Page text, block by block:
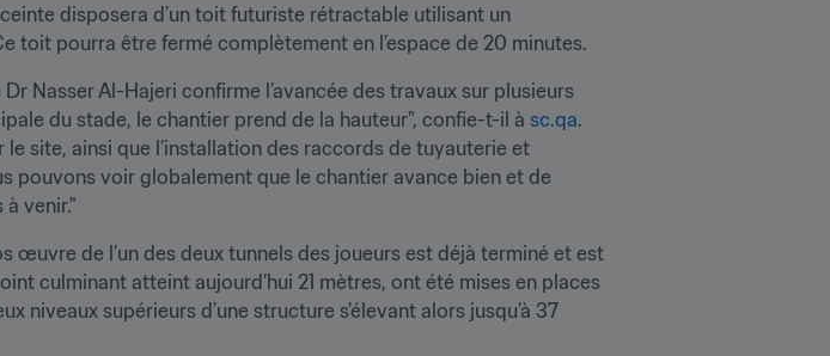
disposera d’un toit futuriste rétractable utilisant un
toit pourra être fermé complètement en l’espace de 20 minutes.
Nasser Al-Hajeri confirme l’avancée des travaux sur plusieurs
du stade, le chantier prend de la hauteur", confie-t-il à sc.qa.
site, ainsi que l’installation des raccords de tuyauterie et
pouvons voir globalement que le chantier avance bien et de
venir."
de l’un des deux tunnels des joueurs est déjà terminé et est
culminant atteint aujourd’hui 21 mètres, ont été mises en places
supérieurs d’une structure s’élevant alors jusqu’à 37